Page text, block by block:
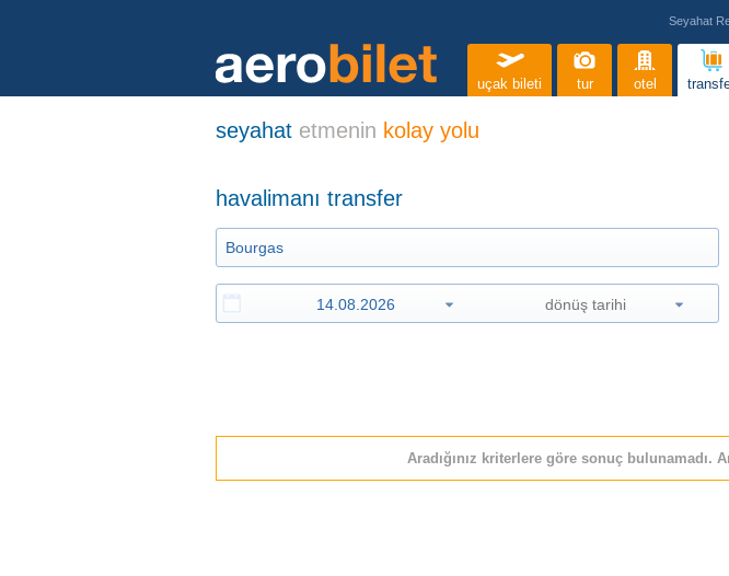
Seyahat
uçak bileti tur otel
seyahat etmenin kolay yolu
havalimanı transfer
Aradığınız kriterlere göre sonuç